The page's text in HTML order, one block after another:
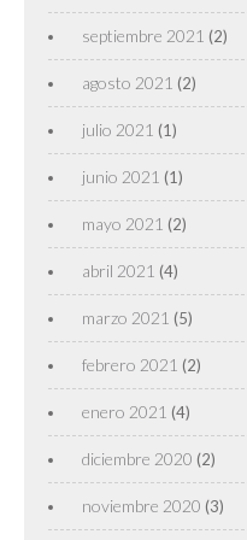
septiembre 2021 (2)
agosto 2021 (2)
julio 2021 (1)
junio 2021 (1)
mayo 2021 (2)
abril 2021 (4)
marzo 2021 (5)
febrero 2021 (2)
enero 2021 (4)
diciembre 2020 (2)
noviembre 2020 (3)